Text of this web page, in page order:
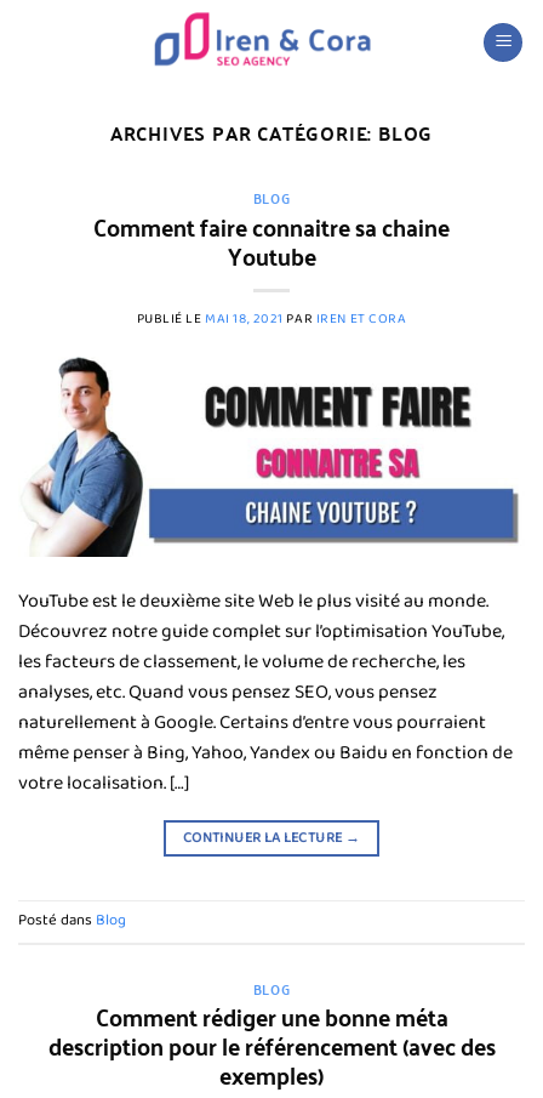
ARCHIVES PAR CATÉGORIE: BLOG
BLOG
Comment faire connaitre sa chaine
Youtube
PUBLIÉ LE MAI 18, 2021 PAR IREN ET CORA
YouTube est le deuxième site Web le plus visité au monde.
Découvrez notre guide complet sur l’optimisation YouTube,
les facteurs de classement, le volume de recherche, les
analyses, etc. Quand vous pensez SEO, vous pensez
naturellement à Google. Certains d’entre vous pourraient
même penser à Bing, Yahoo, Yandex ou Baidu en fonction de
votre localisation. […]
CONTINUER LA LECTURE →
Posté dans Blog
BLOG
Comment rédiger une bonne méta
description pour le référencement (avec des
exemples)